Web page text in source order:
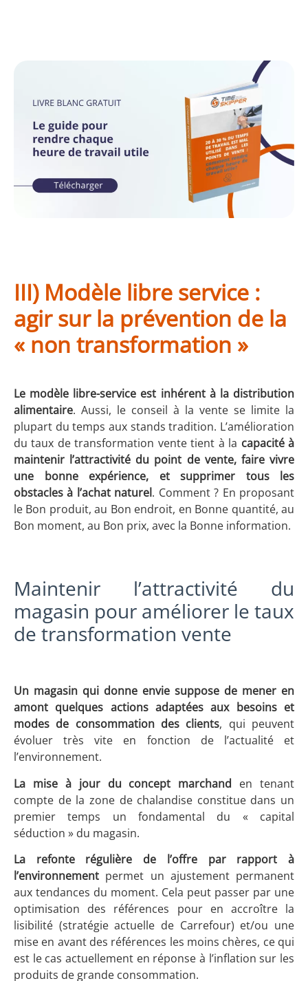
III) Modèle libre service :
agir sur la prévention de la
« non transformation »
Le modèle libre-service est inhérent à la distribution
alimentaire. Aussi, le conseil à la vente se limite la
plupart du temps aux stands tradition. L’amélioration
du taux de transformation vente tient à la capacité à
maintenir l’attractivité du point de vente, faire vivre
une bonne expérience, et supprimer tous les
obstacles à l’achat naturel. Comment ? En proposant
le Bon produit, au Bon endroit, en Bonne quantité, au
Bon moment, au Bon prix, avec la Bonne information.
Maintenir l’attractivité du
magasin pour améliorer le taux
de transformation vente
Un magasin qui donne envie suppose de mener en
amont quelques actions adaptées aux besoins et
modes de consommation des clients, qui peuvent
évoluer très vite en fonction de l’actualité et
l’environnement.
La mise à jour du concept marchand en tenant
compte de la zone de chalandise constitue dans un
premier temps un fondamental du « capital
séduction » du magasin.
La refonte régulière de l’offre par rapport à
l’environnement permet un ajustement permanent
aux tendances du moment. Cela peut passer par une
optimisation des références pour en accroître la
lisibilité (stratégie actuelle de Carrefour) et/ou une
mise en avant des références les moins chères, ce qui
est le cas actuellement en réponse à l’inflation sur les
produits de grande consommation.